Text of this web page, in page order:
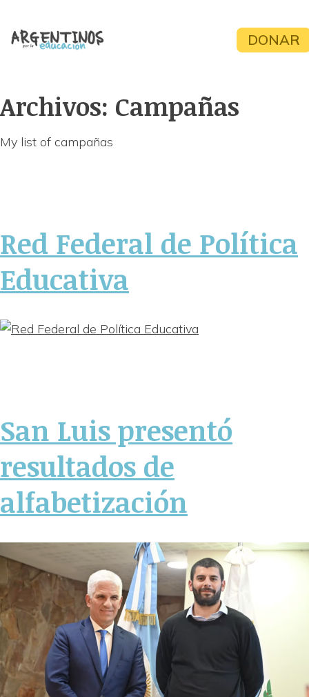
content
DONAR
Archivos: Campañas
My list of campañas
Red Federal de Política
Educativa
San Luis presentó
resultados de
alfabetización